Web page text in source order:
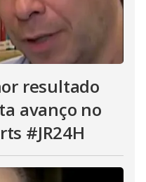
resultado
avanço no
#JR24H